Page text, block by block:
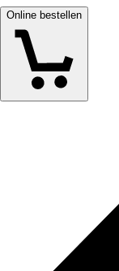
Online bestellen